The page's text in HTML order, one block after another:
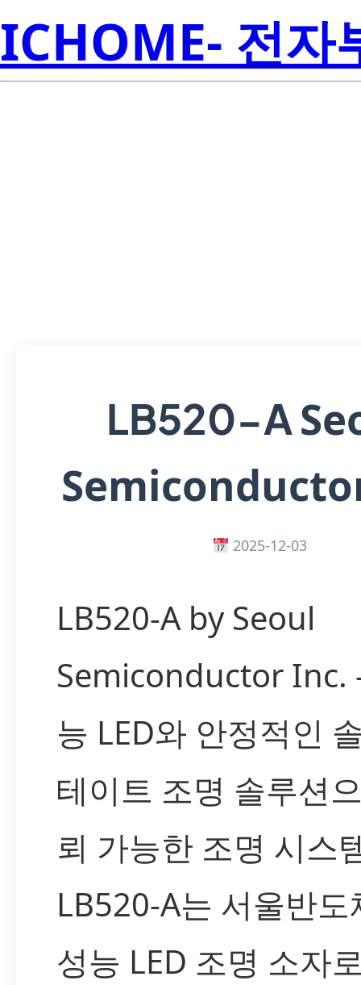
ICHOME- 전자
LB520-A
2025-12-03
LB520-A by Seoul
Semiconductor
능 LED와 안정적인
테이트 조명 솔루션
뢰 가능한 조명 시스
LB520-A는 서울반도
성능 LED 조명 소자